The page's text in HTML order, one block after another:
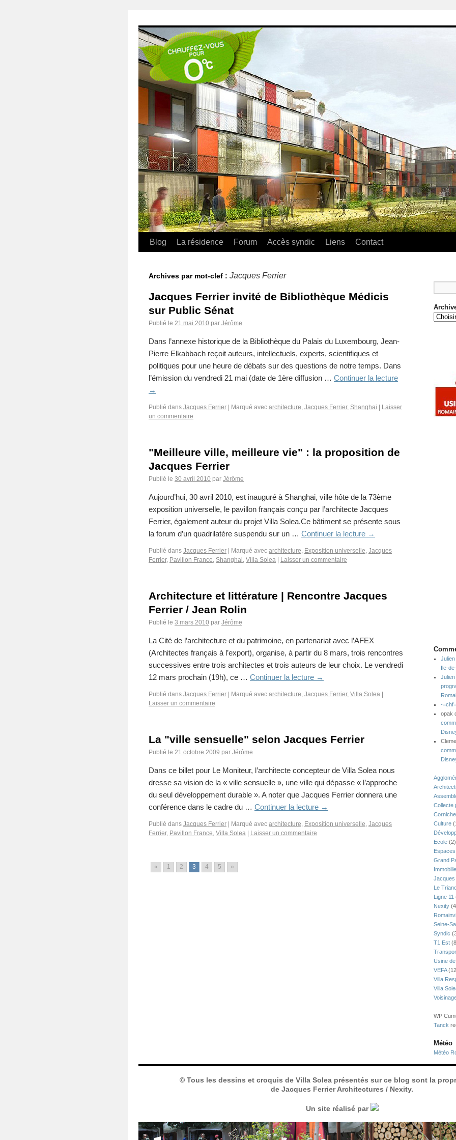
Blog La résidence Forum Accès syndic Liens Contact
Archives par mot-clef : Jacques Ferrier
Jacques Ferrier invité de Bibliothèque Médicis
sur Public Sénat
Publié le 21 mai 2010 par Jérôme
Dans l’annexe historique de la Bibliothèque du Palais du Luxembourg, Jean-
Pierre Elkabbach reçoit auteurs, intellectuels, experts, scientifiques et
politiques pour une heure de débats sur des questions de notre temps. Dans
l’émission du vendredi 21 mai (date de 1ère diffusion … Continuer la lecture
→
Publié dans Jacques Ferrier Marqué avec architecture, Jacques Ferrier, Shanghai
Laisser
un commentaire
"Meilleure ville, meilleure vie" : la proposition de
Jacques Ferrier
Publié le 30 avril 2010 par Jérôme
Aujourd’hui, 30 avril 2010, est inauguré à Shanghai, ville hôte de la 73ème
exposition universelle, le pavillon français conçu par l’architecte Jacques
Ferrier, également auteur du projet Villa Solea.Ce bâtiment se présente sous
la forum d’un quadrilatère suspendu sur un … Continuer la lecture →
Publié dans Jacques Ferrier Marqué avec architecture, Exposition universelle, Jacques
Ferrier, Pavillon France, Shanghai, Villa Solea Laisser un commentaire
Architecture et littérature | Rencontre Jacques
Ferrier / Jean Rolin
Publié le 3 mars 2010 par Jérôme
La Cité de l’architecture et du patrimoine, en partenariat avec l’AFEX
(Architectes français à l’export), organise, à partir du 8 mars, trois rencontres
successives entre trois architectes et trois auteurs de leur choix. Le vendredi
12 mars prochain (19h), ce … Continuer la lecture →
Publié dans Jacques Ferrier Marqué avec architecture, Jacques Ferrier, Villa Solea
Laisser un commentaire
La "ville sensuelle" selon Jacques Ferrier
Publié le 21 octobre 2009 par Jérôme
Dans ce billet pour Le Moniteur, l’architecte concepteur de Villa Solea nous
dresse sa vision de la « ville sensuelle », une ville qui dépasse « l’approche
du seul développement durable ». A noter que Jacques Ferrier donnera une
conférence dans le cadre du … Continuer la lecture →
Publié dans Jacques Ferrier Marqué avec architecture, Exposition universelle, Jacques
Ferrier, Pavillon France, Villa Solea Laisser un commentaire
« 1 2 3 4 5 »
Julien
Ile-
Julien
-
opak
Collecte
Culture
Ecole (2)
Grand
Le
Ligne 11
Nexity
Seine-
Syndic
T1 Est
Usine
VEFA
Villa
Villa
WP
Tanck
Météo
Météo
© Tous les dessins et croquis de Villa Solea présentés sur ce blog sont la
de Jacques Ferrier Architectures / Nexity.
Un site réalisé par